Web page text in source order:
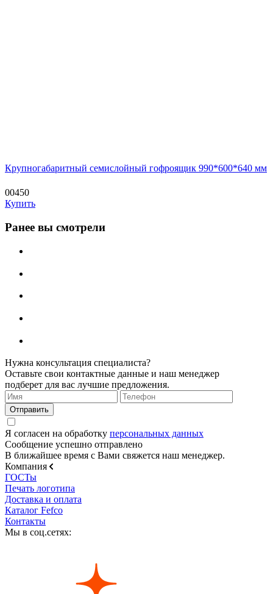
Крупногабаритный семислойный гофроящик 990*600*640 мм
00450
Купить
Ранее вы смотрели
Нужна консультация специалиста?
Оставьте свои контактные данные и наш менеджер
подберет для вас лучшие предложения.
Я согласен на обработку персональных данных
Сообщение успешно отправлено
В ближайшее время с Вами свяжется наш менеджер.
Компания
ГОСТы
Печать логотипа
Доставка и оплата
Каталог Fefco
Контакты
Мы в соц.сетях: